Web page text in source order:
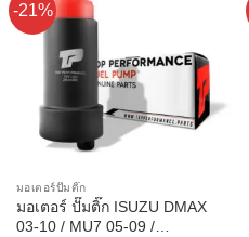
-21%
มอเตอร์ปั๊มติ๊ก
มอเตอร์ ปั๊มติ๊ก ISUZU DMAX
03-10 / MU7 05-09 /